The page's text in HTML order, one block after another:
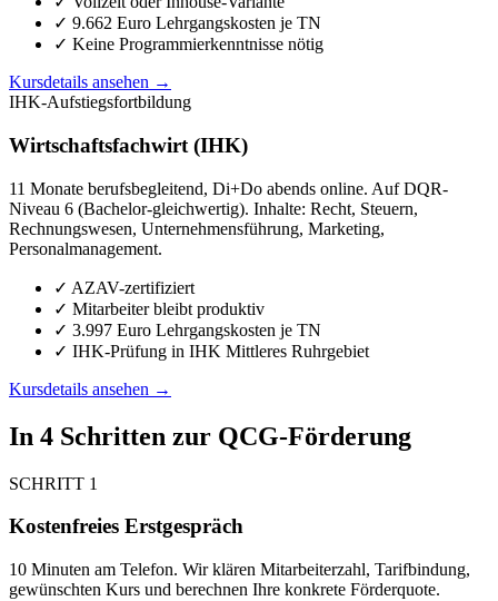
✓ 9.662 Euro Lehrgangskosten je TN
✓ Keine Programmierkenntnisse nötig
Kursdetails ansehen →
IHK-Aufstiegsfortbildung
Wirtschaftsfachwirt (IHK)
11 Monate berufsbegleitend, Di+Do abends online. Auf DQR-
Niveau 6 (Bachelor-gleichwertig). Inhalte: Recht, Steuern,
Rechnungswesen, Unternehmensführung, Marketing,
Personalmanagement.
✓ AZAV-zertifiziert
✓ Mitarbeiter bleibt produktiv
✓ 3.997 Euro Lehrgangskosten je TN
✓ IHK-Prüfung in IHK Mittleres Ruhrgebiet
Kursdetails ansehen →
In 4 Schritten zur QCG-Förderung
SCHRITT 1
Kostenfreies Erstgespräch
10 Minuten am Telefon. Wir klären Mitarbeiterzahl, Tarifbindung,
gewünschten Kurs und berechnen Ihre konkrete Förderquote.